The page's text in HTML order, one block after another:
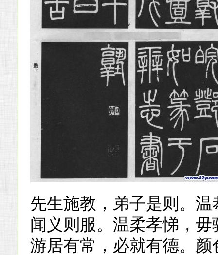
先生施教，弟子是则。
闻义则服。温柔孝悌，
游居有常，必就有德。